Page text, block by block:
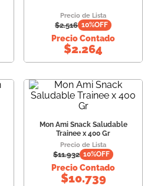
Precio de Lista
$2.516 10%OFF
Precio Contado
$2.264
Mon Ami Snack Saludable
Trainee x 400 Gr
Precio de Lista
$11.932 10%OFF
Precio Contado
$10.739